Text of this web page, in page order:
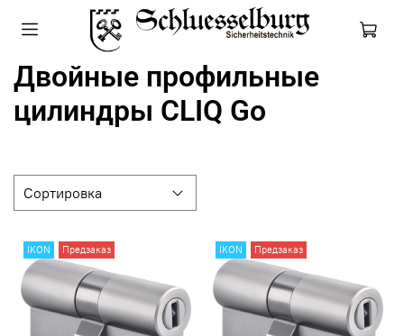
Двойные профильные
цилиндры CLIQ Go
IKON Предзаказ IKON Предзаказ